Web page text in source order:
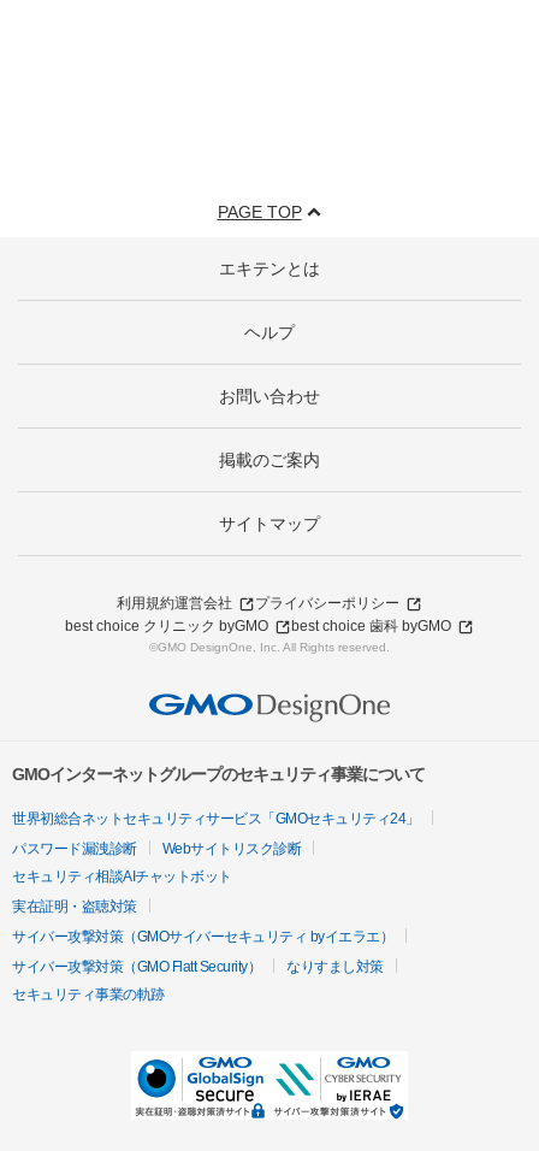
PAGE TOP
エキテンとは
ヘルプ
お問い合わせ
掲載のご案内
サイトマップ
利用規約運営会社
プライバシーポリシー
best choice クリニック byGMO
best choice 歯科 byGMO
©GMO DesignOne, Inc. All Rights reserved.
GMOインターネットグループのセキュリティ事業について
世界初総合ネットセキュリティサービス「GMOセキュリティ24」
パスワード漏洩診断
Webサイトリスク診断
セキュリティ相談AIチャットボット
実在証明・盗聴対策
サイバー攻撃対策（GMOサイバーセキュリティ byイエラエ）
サイバー攻撃対策（GMO Flatt Security）
なりすまし対策
セキュリティ事業の軌跡